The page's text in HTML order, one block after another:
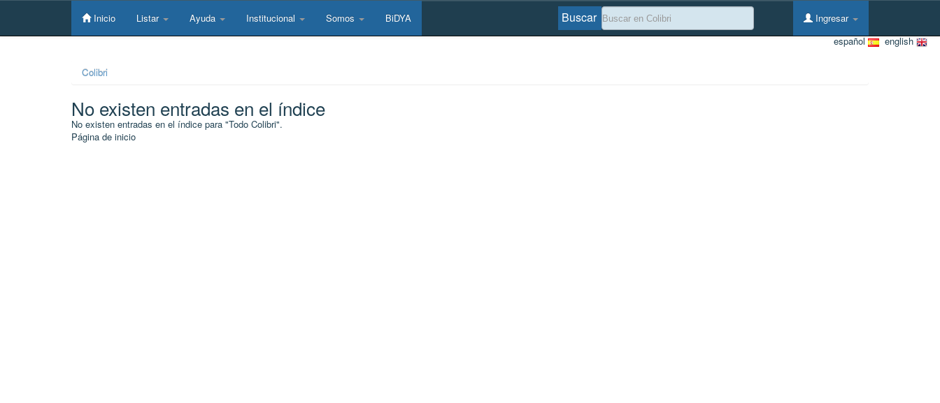
Skip
Inicio Listar Ayuda Institucional Somos BiDYA Ingresar
Buscar
english
español
Colibri
No existen entradas en el índice
No existen entradas en el índice para "Todo Colibri".
Página de inicio